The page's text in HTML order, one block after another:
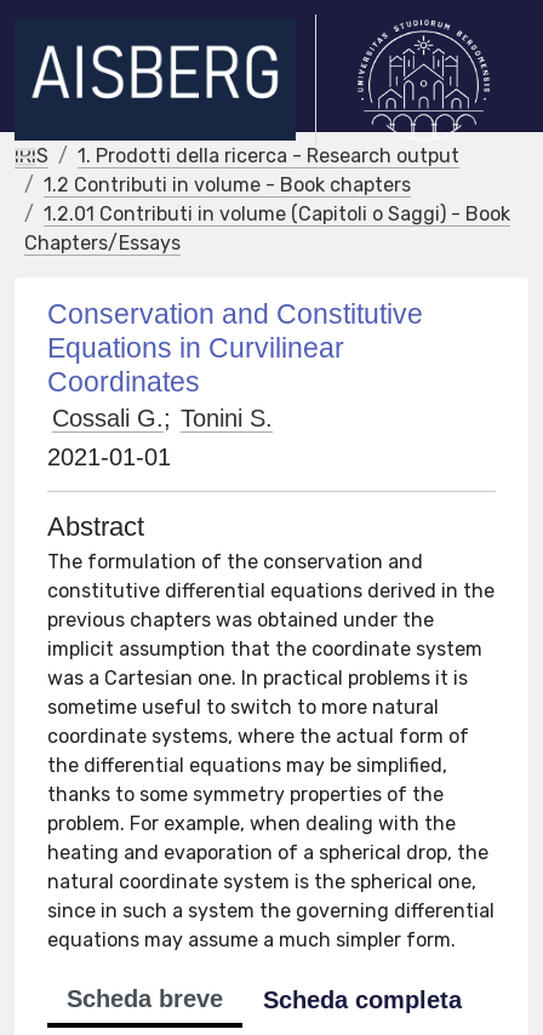
IRIS
1. Prodotti della ricerca - Research output
1.2 Contributi in volume - Book chapters
1.2.01 Contributi in volume (Capitoli o Saggi) - Book
Chapters/Essays
Conservation and Constitutive
Equations in Curvilinear
Coordinates
Cossali G.; Tonini S.
2021-01-01
Abstract
The formulation of the conservation and
constitutive differential equations derived in the
previous chapters was obtained under the
implicit assumption that the coordinate system
was a Cartesian one. In practical problems it is
sometime useful to switch to more natural
coordinate systems, where the actual form of
the differential equations may be simplified,
thanks to some symmetry properties of the
problem. For example, when dealing with the
heating and evaporation of a spherical drop, the
natural coordinate system is the spherical one,
since in such a system the governing differential
equations may assume a much simpler form.
Scheda breve
Scheda completa